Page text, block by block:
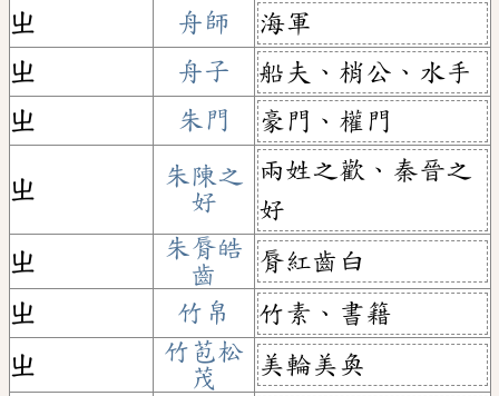
ㄓ
舟師
海軍
ㄓ
舟子
船夫、梢公、水手
ㄓ
朱門 豪門、權門
ㄓ
朱陳之
好
兩姓之歡、秦晉之
好
ㄓ
朱脣皓
齒
脣紅齒白
ㄓ
竹帛
竹素、書籍
ㄓ
竹苞松
茂
美輪美奐